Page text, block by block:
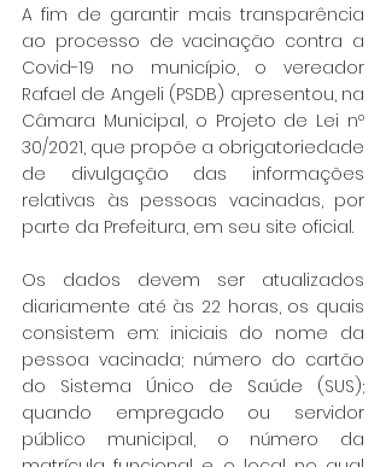
A fim de garantir mais transparência
ao processo de vacinação contra a
Covid-19 no município, o vereador
Rafael de Angeli (PSDB) apresentou, na
Câmara Municipal, o Projeto de Lei nº
30/2021, que propõe a obrigatoriedade
de divulgação das informações
relativas às pessoas vacinadas, por
parte da Prefeitura, em seu site oficial.
Os dados devem ser atualizados
diariamente até às 22 horas, os quais
consistem em: iniciais do nome da
pessoa vacinada; número do cartão
do Sistema Único de Saúde (SUS);
quando empregado ou servidor
público municipal, o número da